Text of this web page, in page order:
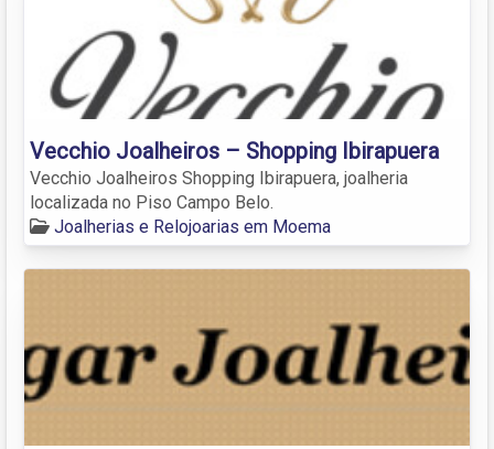
Vecchio Joalheiros – Shopping Ibirapuera
Vecchio Joalheiros Shopping Ibirapuera, joalheria
localizada no Piso Campo Belo.
Joalherias e Relojoarias em Moema